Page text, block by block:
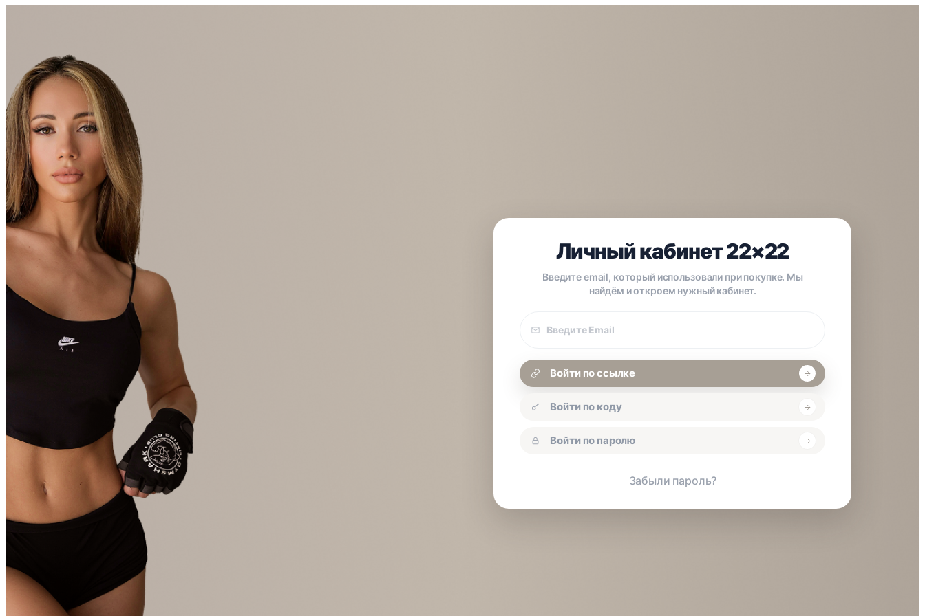
Личный кабинет 22×22
Введите email, который использовали при покупке. Мы
найдём и откроем нужный кабинет.
покупки
Войти по ссылке
Войти по коду
Войти по паролю
Забыли пароль?